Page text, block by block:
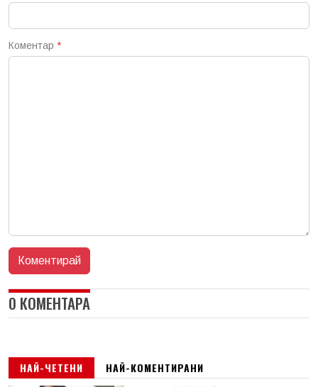
Коментар *
0 КОМЕНТАРА
НАЙ-ЧЕТЕНИ НАЙ-КОМЕНТИРАНИ